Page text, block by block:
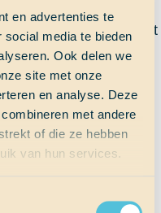
en advertenties te
media te bieden
Ook delen we
site met onze
en analyse. Deze
met andere
of die ze hebben
van hun services.
was tegen
Voordat het debat
gezien over
als Roet’).
‘Er is al een klein
er nog maar 100…HÉ-